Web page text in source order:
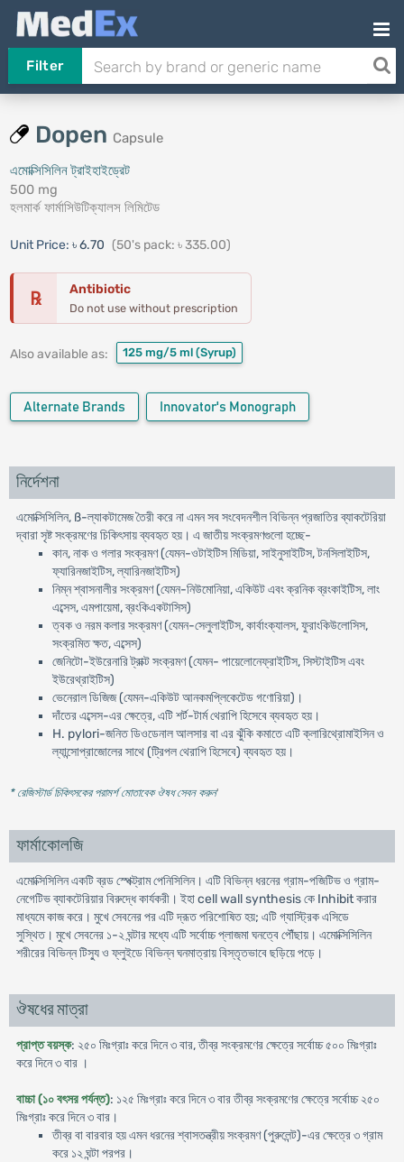
Filter
Dopen Capsule
এমোক্সিসিলিন ট্রাইহাইড্রেট
500 mg
হলমার্ক ফার্মাসিউটিক্যালস লিমিটেড
Unit Price: ৳ 6.70 (50's pack: ৳ 335.00)
℞ Antibiotic
Do not use without prescription
Also available as: 125 mg/5 ml (Syrup)
Alternate Brands Innovator's Monograph
নির্দেশনা
এমোক্সিসিলিন, ß-ল্যাকটামেজ তৈরী করে না এমন সব সংবেদনশীল বিভিন্ন প্রজাতির ব্যাকটেরিয়া
দ্বারা সৃষ্ট সংক্রমণের চিকিৎসায় ব্যবহৃত হয়। এ জাতীয় সংক্রমণগুলো হচ্ছে-
কান, নাক ও গলার সংক্রমণ (যেমন-ওটাইটিস মিডিয়া, সাইনুসাইটিস, টনসিলাইটিস,
ফ্যারিনজাইটিস, ল্যারিনজাইটিস)
নিম্ন শ্বাসনালীর সংক্রমণ (যেমন-নিউমোনিয়া, একিউট এবং ক্রনিক ব্রংকাইটিস, লাং
এব্সেস, এমপায়েমা, ব্রংকিএকটাসিস)
ত্বক ও নরম কলার সংক্রমণ (যেমন-সেলুলাইটিস, কার্বাংক্যালস, ফুরাংকিউলোসিস,
সংক্রমিত ক্ষত, এব্সেস)
জেনিটো-ইউরেনারি ট্রাক্ট সংক্রমণ (যেমন- পায়েলোনেফ্রাইটিস, সিস্টাইটিস এবং
ইউরেথ্রাইটিস)
ভেনেরাল ডিজিজ (যেমন-একিউট আনকমপ্লিকেটেড গণোরিয়া)।
দাঁতের এব্সেস-এর ক্ষেত্রে, এটি শর্ট-টার্ম থেরাপি হিসেবে ব্যবহৃত হয়।
H. pylori-জনিত ডিওডেনাল আলসার বা এর ঝুঁকি কমাতে এটি ক্লারিথ্রোমাইসিন ও
ল্যান্সোপ্রাজোলের সাথে (ট্রিপল থেরাপি হিসেবে) ব্যবহৃত হয়।
* রেজিস্টার্ড চিকিৎসকের পরামর্শ মোতাবেক ঔষধ সেবন করুন'
ফার্মাকোলজি
এমোক্সিসিলিন একটি ব্রড স্পেক্ট্রাম পেনিসিলিন। এটি বিভিন্ন ধরনের গ্রাম-পজিটিভ ও গ্রাম-
নেগেটিভ ব্যাকটেরিয়ার বিরুদ্ধে কার্যকরী। ইহা cell wall synthesis কে Inhibit করার
মাধ্যমে কাজ করে। মুখে সেবনের পর এটি দ্রূত পরিশোষিত হয়; এটি গ্যাস্ট্রিক এসিডে
সুস্থিত। মুখে সেবনের ১-২ ঘন্টার মধ্যে এটি সর্বোচ্চ প্লাজমা ঘনত্বে পৌঁছায়। এমোক্সিসিলিন
শরীরের বিভিন্ন টিস্যু ও ফ্লুইডে বিভিন্ন ঘনমাত্রায় বিস্তৃতভাবে ছড়িয়ে পড়ে।
ঔষধের মাত্রা
প্রাপ্ত বয়স্ক: ২৫০ মিঃগ্রাঃ করে দিনে ৩ বার, তীব্র সংক্রমণের ক্ষেত্রে সর্বোচ্চ ৫০০ মিঃগ্রাঃ
করে দিনে ৩ বার ।
বাচ্চা (১০ বৎসর পর্যন্ত): ১২৫ মিঃগ্রাঃ করে দিনে ৩ বার তীব্র সংক্রমণের ক্ষেত্রে সর্বোচ্চ ২৫০
মিঃগ্রাঃ করে দিনে ৩ বার।
তীব্র বা বারবার হয় এমন ধরনের শ্বাসতন্ত্রীয় সংক্রমণ (পুরুলেন্ট)-এর ক্ষেত্রে ৩ গ্রাম
করে ১২ ঘন্টা পরপর।